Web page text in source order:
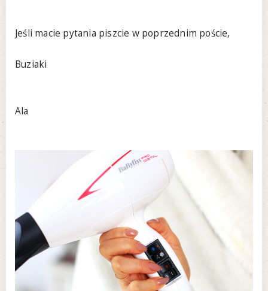
Jeśli macie pytania piszcie w poprzednim poście,
Buziaki
Ala